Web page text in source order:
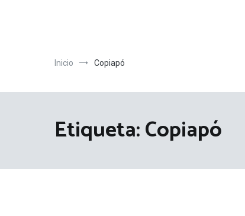
Inicio Copiapó
Etiqueta:Copiapó